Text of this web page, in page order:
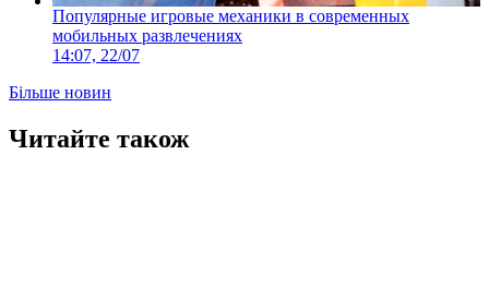
Популярные игровые механики в современных
мобильных развлечениях
14:07, 22/07
Більше новин
Читайте також